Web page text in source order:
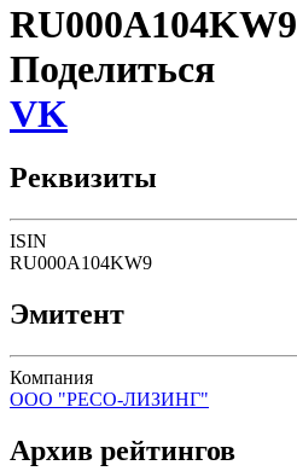
RU000A104KW9
Поделиться
VK
Реквизиты
ISIN
RU000A104KW9
Эмитент
Компания
ООО "РЕСО-ЛИЗИНГ"
Архив рейтингов